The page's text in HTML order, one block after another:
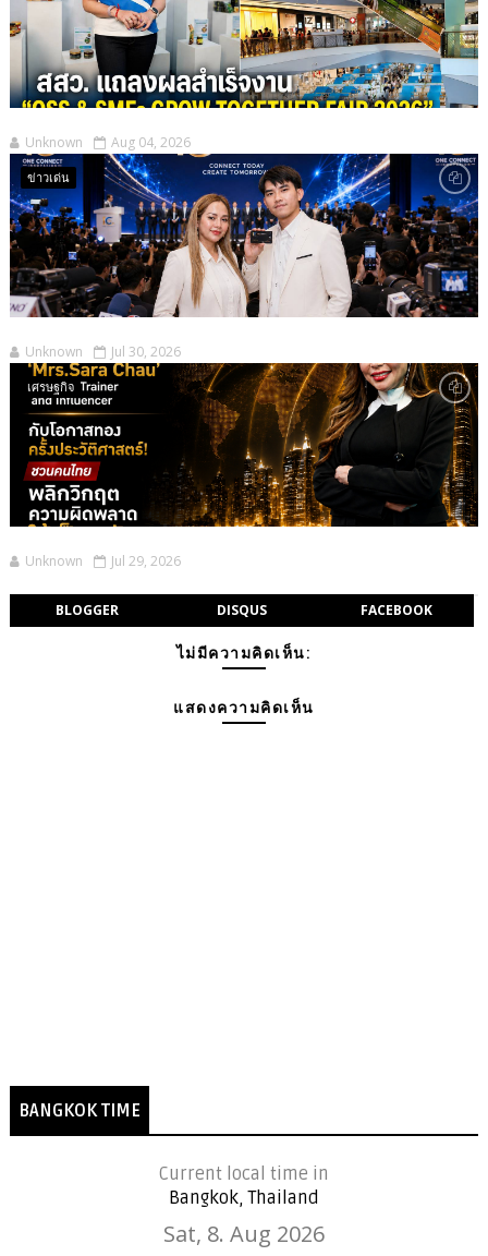
Unknown Aug 04, 2026
ข่าวเด่น
Unknown Jul 30, 2026
เศรษฐกิจ
Unknown Jul 29, 2026
BLOGGER DISQUS FACEBOOK
ไม่มีความคิดเห็น:
แสดงความคิดเห็น
BANGKOK TIME
Current local time in
Bangkok, Thailand